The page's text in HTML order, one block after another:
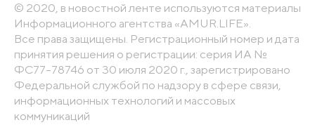
© 2020, в новостной ленте используются материалы
Информационного агентства «AMUR.LIFE».
Все права защищены. Регистрационный номер и дата
принятия решения о регистрации: серия ИА №
ФС77-78746 от 30 июля 2020 г., зарегистрировано
Федеральной службой по надзору в сфере связи,
информационных технологий и массовых
коммуникаций